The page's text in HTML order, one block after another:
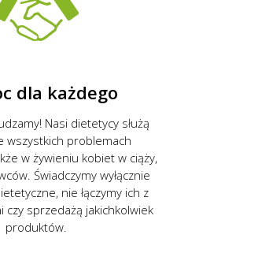
dla każdego
Nasi dietetycy służą
wszystkich problemach
w żywieniu kobiet w ciąży,
Świadczymy wyłącznie
nie łączymy ich z
czy sprzedażą jakichkolwiek
produktów.